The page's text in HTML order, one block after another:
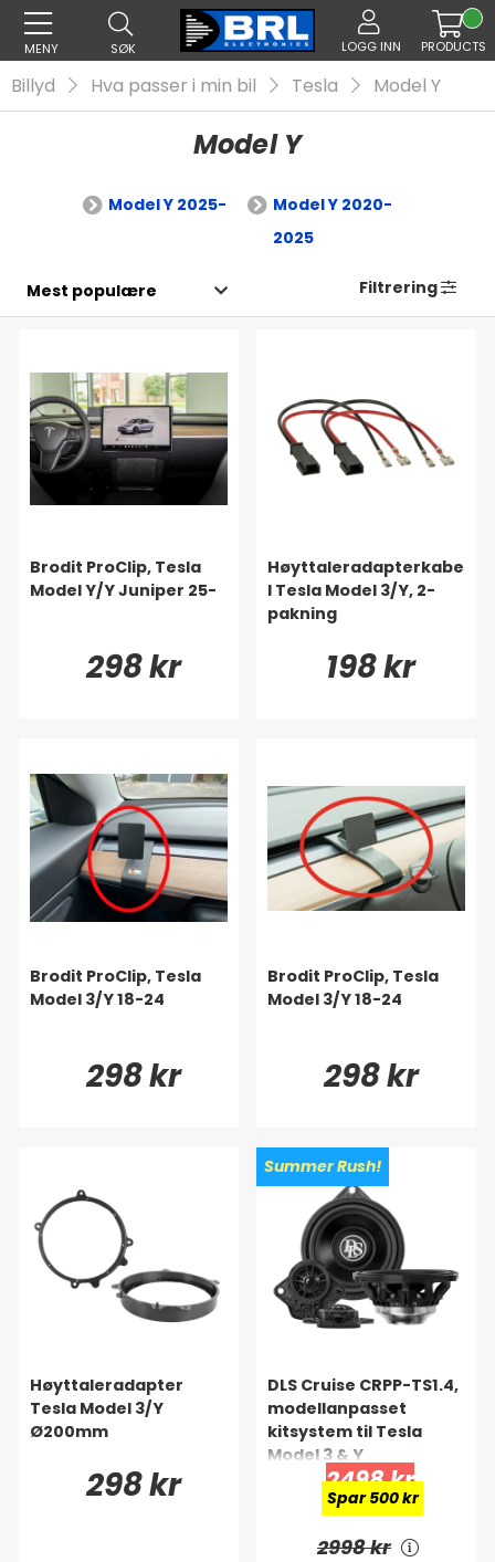
MENY SØK LOGG INN PRODUCTS
Billyd Hva passer i min bil Tesla Model Y
Model Y
Model Y 2025-
Model Y 2020-
2025
Filtrering
Brodit ProClip, Tesla
Model Y/Y Juniper 25-
298 kr
Høyttaleradapterkabe
l Tesla Model 3/Y, 2-
pakning
198 kr
Brodit ProClip, Tesla
Model 3/Y 18-24
298 kr
Brodit ProClip, Tesla
Model 3/Y 18-24
298 kr
Høyttaleradapter
Tesla Model 3/Y
Ø200mm
298 kr
Summer Rush!
DLS Cruise CRPP-TS1.4,
modellanpasset
kitsystem til Tesla
Model 3 & Y
2498 kr
Spar 500 kr
2998 kr